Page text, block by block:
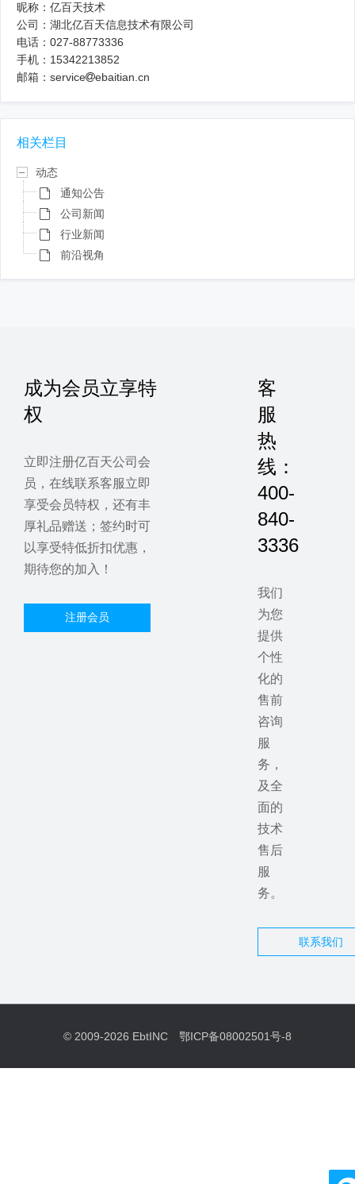
昵称：亿百天技术
公司：湖北亿百天信息技术有限公司
电话：027-88773336
手机：15342213852
邮箱：service
ebaitian.cn
相关栏目
动态
通知公告
公司新闻
行业新闻
前沿视角
成为会员立享特
权
立即注册亿百天公司会
员，在线联系客服立即
享受会员特权，还有丰
厚礼品赠送；签约时可
以享受特低折扣优惠，
期待您的加入！
注册会员
客
服
热
线：
400-
840-
3336
我们
为您
提供
个性
化的
售前
咨询
服
务，
及全
面的
技术
售后
服
务。
联系我们
© 2009-2026 EbtINC 鄂ICP备08002501号-8